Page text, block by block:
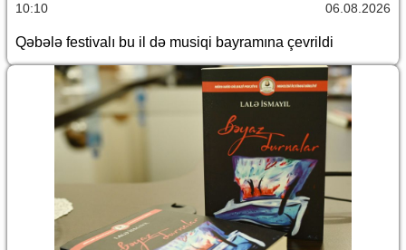
10:10 06.08.2026
Qəbələ festivalı bu il də musiqi bayramına çevrildi